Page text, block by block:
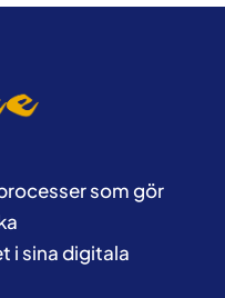
som gör
i sina digitala